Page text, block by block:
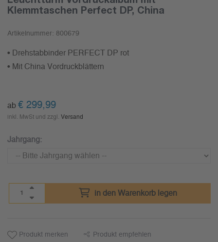
Klemmtaschen Perfect DP, China
Artikelnummer: 800679
• Drehstabbinder PERFECT DP rot
• Mit China Vordruckblättern
ab € 299,99
inkl. MwSt und zzgl. Versand
Jahrgang:
in den Warenkorb legen
Produkt merken Produkt empfehlen